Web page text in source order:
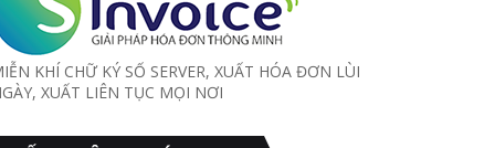
KHÍ CHỮ KÝ SỐ SERVER, XUẤT HÓA ĐƠN LÙI
XUẤT LIÊN TỤC MỌI NƠI